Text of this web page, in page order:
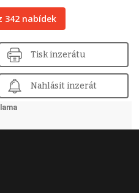
342 nabídek
Tisk inzerátu
Nahlásit inzerát